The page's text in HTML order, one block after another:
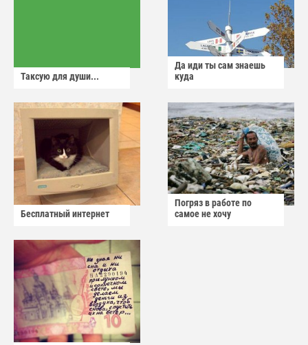
Таксую для души...
Да иди ты сам знаешь
куда
Бесплатный интернет
Погряз в работе по
самое не хочу